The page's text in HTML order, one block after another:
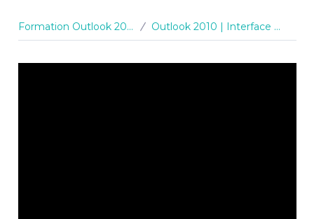
Formation Outlook 2010 Outlook 2010 | Interface de la fenêtre